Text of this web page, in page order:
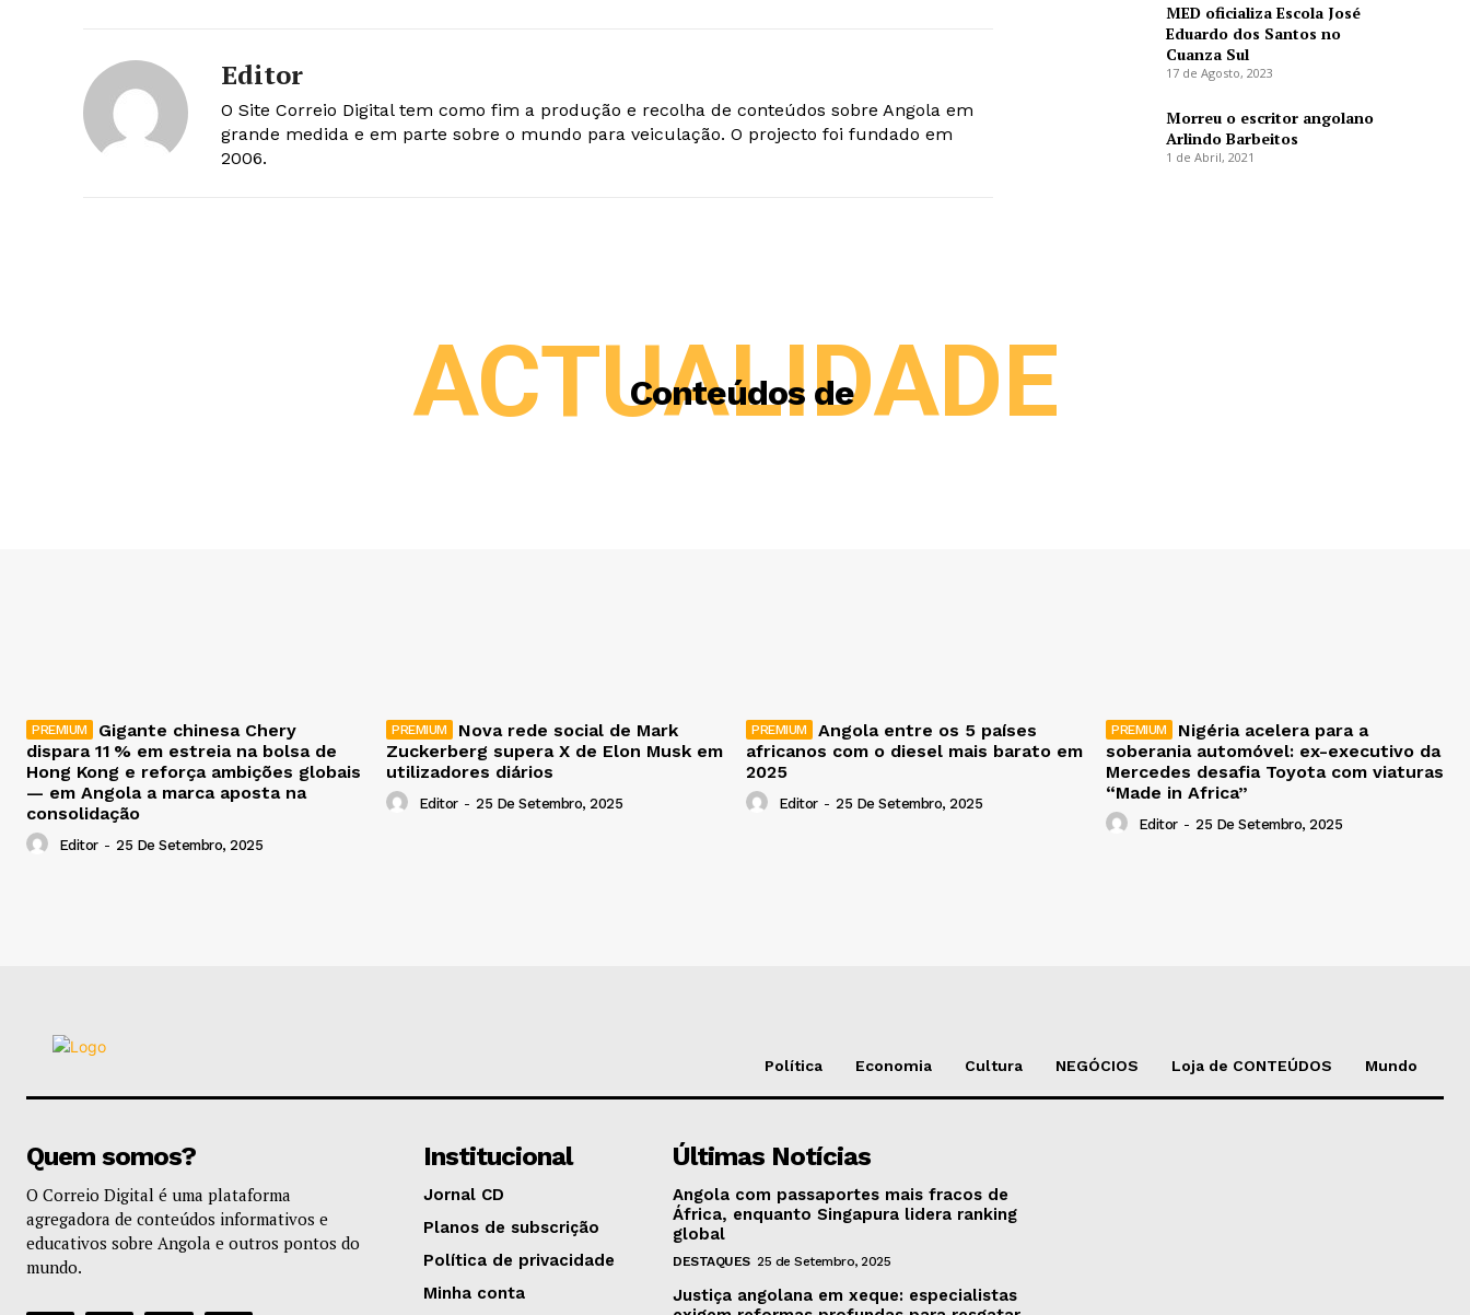
Editor
O Site Correio Digital tem como fim a produção e recolha de conteúdos sobre Angola em
grande medida e em parte sobre o mundo para veiculação. O projecto foi fundado em
2006.
MED oficializa Escola José
Eduardo dos Santos no
Cuanza Sul
17 de Agosto, 2023
Morreu o escritor angolano
Arlindo Barbeitos
1 de Abril, 2021
Conteúdos de
ACTUALIDADE
Gigante chinesa Chery
dispara 11 % em estreia na bolsa de
Hong Kong e reforça ambições globais
— em Angola a marca aposta na
consolidação
Editor - 25 De Setembro, 2025
Nova rede social de Mark
Zuckerberg supera X de Elon Musk em
utilizadores diários
Editor - 25 De Setembro, 2025
Angola entre os 5 países
africanos com o diesel mais barato em
2025
Editor - 25 De Setembro, 2025
Nigéria acelera para a
soberania automóvel: ex-executivo da
Mercedes desafia Toyota com viaturas
“Made in Africa”
Editor - 25 De Setembro, 2025
Política Economia Cultura NEGÓCIOS Loja de CONTEÚDOS Mundo
Quem somos?
O Correio Digital é uma plataforma
agregadora de conteúdos informativos e
educativos sobre Angola e outros pontos do
mundo.
Institucional
Jornal CD
Planos de subscrição
Política de privacidade
Minha conta
Últimas Notícias
Angola com passaportes mais fracos de
África, enquanto Singapura lidera ranking
global
DESTAQUES 25 de Setembro, 2025
Justiça angolana em xeque: especialistas